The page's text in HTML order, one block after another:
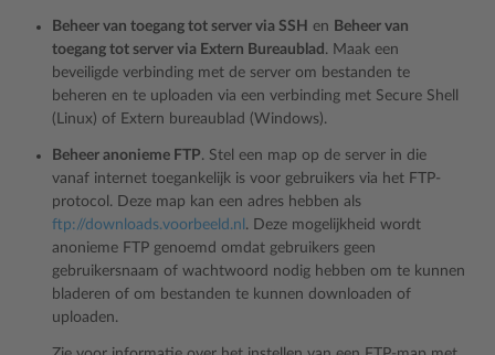
Beheer van toegang tot server via SSH en Beheer van
toegang tot server via Extern Bureaublad . Maak een
beveiligde verbinding met de server om bestanden te
beheren en te uploaden via een verbinding met Secure Shell
(Linux) of Extern bureaublad (Windows).
Beheer anonieme FTP. Stel een map op de server in die
vanaf internet toegankelijk is voor gebruikers via het FTP-
protocol. Deze map kan een adres hebben als
ftp://downloads.voorbeeld.nl . Deze mogelijkheid wordt
anonieme FTP genoemd omdat gebruikers geen
gebruikersnaam of wachtwoord nodig hebben om te kunnen
bladeren of om bestanden te kunnen downloaden of
uploaden.